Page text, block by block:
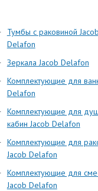
Тумбы с раковиной
Delafon
Зеркала Jacob Delafon
Комплектующие для
Delafon
Комплектующие для
кабин Jacob Delafon
Комплектующие для
Jacob Delafon
Комплектующие для
Jacob Delafon